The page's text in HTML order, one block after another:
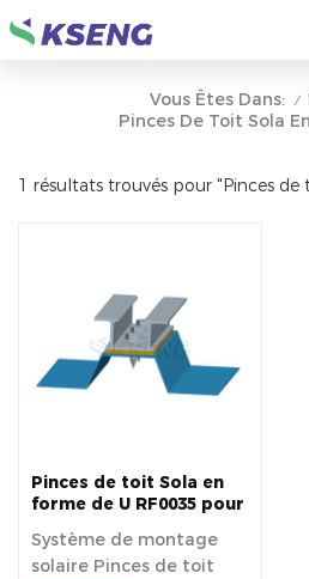
Vous Êtes Dans: /
Pinces De Toit Sola
1 résultats trouvés pour "Pinces
Pinces de toit Sola en
forme de U RF0035 pour
solaire sans rail
Système de montage
solaire Pinces de toit